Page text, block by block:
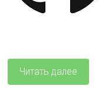
Читать далее